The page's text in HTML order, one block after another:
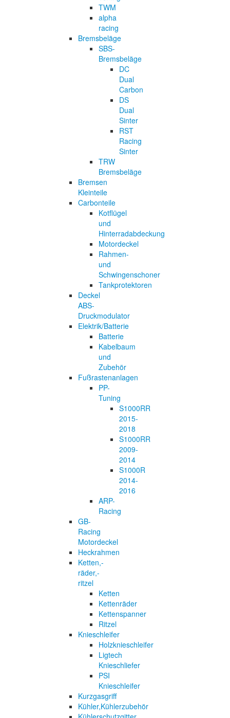
TWM
alpha
racing
Bremsbeläge
SBS-
Bremsbeläge
DC
Dual
Carbon
DS
Dual
Sinter
RST
Racing
Sinter
TRW
Bremsbeläge
Bremsen
Kleinteile
Carbonteile
Kotflügel
und
Hinterradabdeckung
Motordeckel
Rahmen-
und
Schwingenschoner
Tankprotektoren
Deckel
ABS-
Druckmodulator
Elektrik/Batterie
Batterie
Kabelbaum
und
Zubehör
Fußrastenanlagen
PP-
Tuning
S1000RR
2015-
2018
S1000RR
2009-
2014
S1000R
2014-
2016
ARP-
Racing
GB-
Racing
Motordeckel
Heckrahmen
Ketten,-
räder,-
ritzel
Ketten
Kettenräder
Kettenspanner
Ritzel
Knieschleifer
Holzknieschleifer
Ligtech
Knieschliefer
PSI
Knieschleifer
Kurzgasgriff
Kühler,Kühlerzubehör